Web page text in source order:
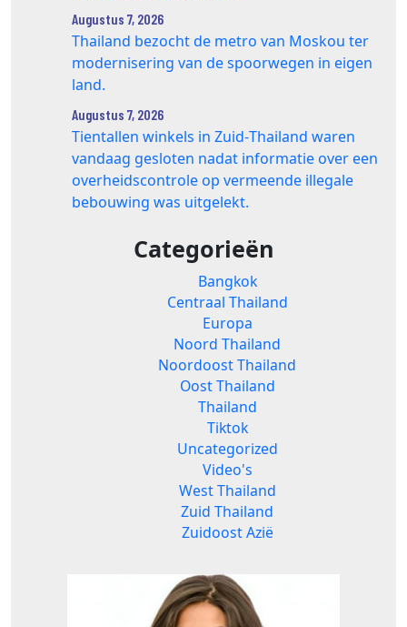
Augustus 7, 2026
Thailand bezocht de metro van Moskou ter
modernisering van de spoorwegen in eigen
land.
Augustus 7, 2026
Tientallen winkels in Zuid‑Thailand waren
vandaag gesloten nadat informatie over een
overheidscontrole op vermeende illegale
bebouwing was uitgelekt.
Categorieën
Bangkok
Centraal Thailand
Europa
Noord Thailand
Noordoost Thailand
Oost Thailand
Thailand
Tiktok
Uncategorized
Video's
West Thailand
Zuid Thailand
Zuidoost Azië